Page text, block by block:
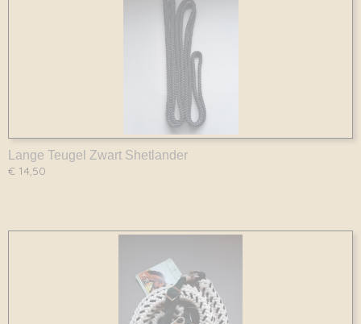
Lange Teugel Zwart Shetlander
€ 14,50